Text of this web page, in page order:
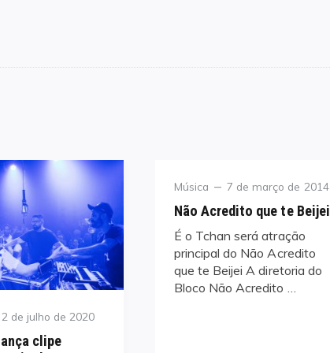
Posted
2 de julho de 2020
clipe
Category
Música
Posted
7 de março de 2014
Não Acredito que te Beijei
É o Tchan será atração
principal do Não Acredito
que te Beijei A diretoria do
Bloco Não Acredito …